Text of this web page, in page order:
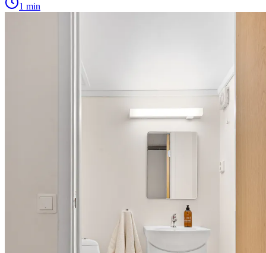
1 min